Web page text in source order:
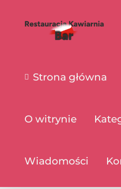
Strona główna
O witrynie
Wiadomości